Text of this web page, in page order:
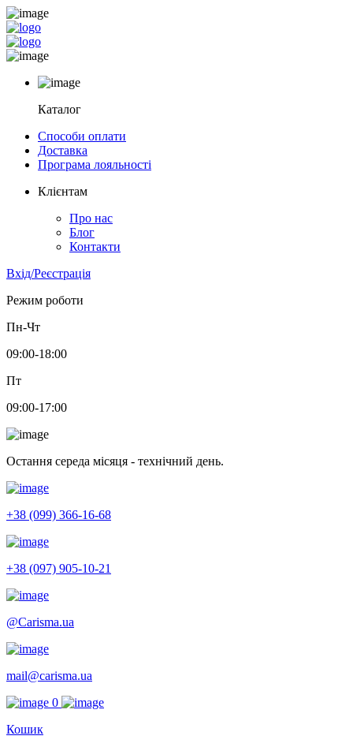
Каталог
Способи оплати
Доставка
Програма лояльності
Клієнтам
Про нас
Блог
Контакти
Вхід/Реєстрація
Режим роботи
Пн-Чт
09:00-18:00
Пт
09:00-17:00
Остання середа місяця - технічний день.
+38 (099) 366-16-68
+38 (097) 905-10-21
@Carisma.ua
mail@carisma.ua
0
Кошик